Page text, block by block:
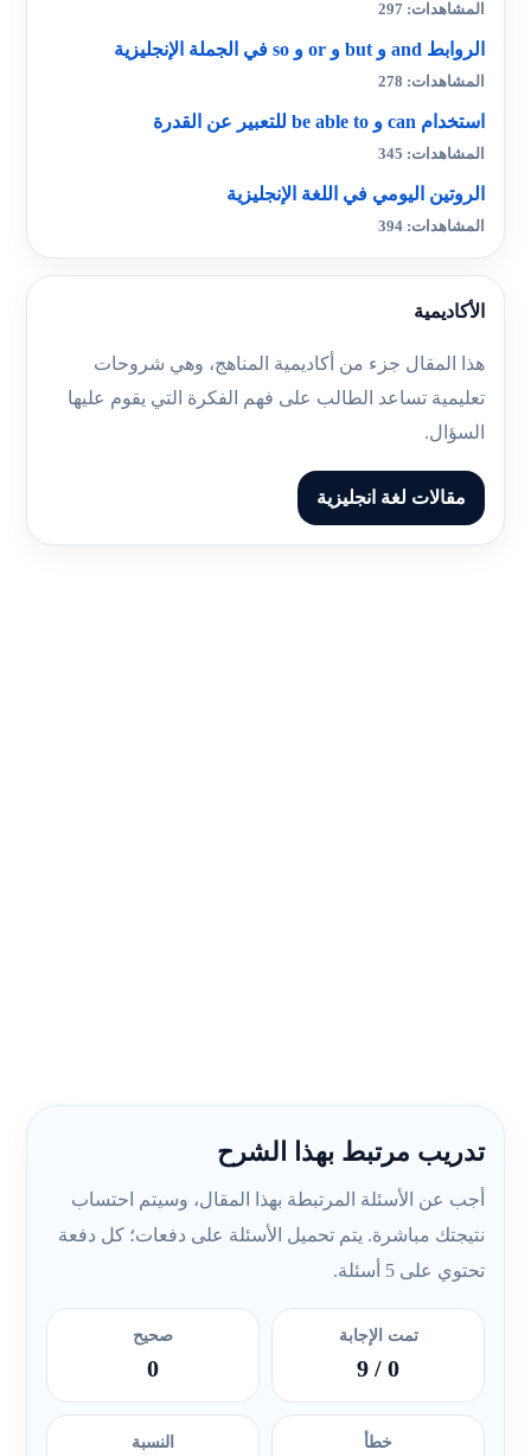
المشاهدات: 297
الروابط and و but و or و so في الجملة الإنجليزية
المشاهدات: 278
استخدام can و be able to للتعبير عن القدرة
المشاهدات: 345
الروتين اليومي في اللغة الإنجليزية
المشاهدات: 394
الأكاديمية
هذا المقال جزء من أكاديمية المناهج، وهي شروحات
تعليمية تساعد الطالب على فهم الفكرة التي يقوم عليها
السؤال.
مقالات لغة انجليزية
تدريب مرتبط بهذا الشرح
أجب عن الأسئلة المرتبطة بهذا المقال، وسيتم احتساب
نتيجتك مباشرة. يتم تحميل الأسئلة على دفعات؛ كل دفعة
تحتوي على 5 أسئلة.
تمت الإجابة
0
/ 9
صحيح
0
خطأ النسبة